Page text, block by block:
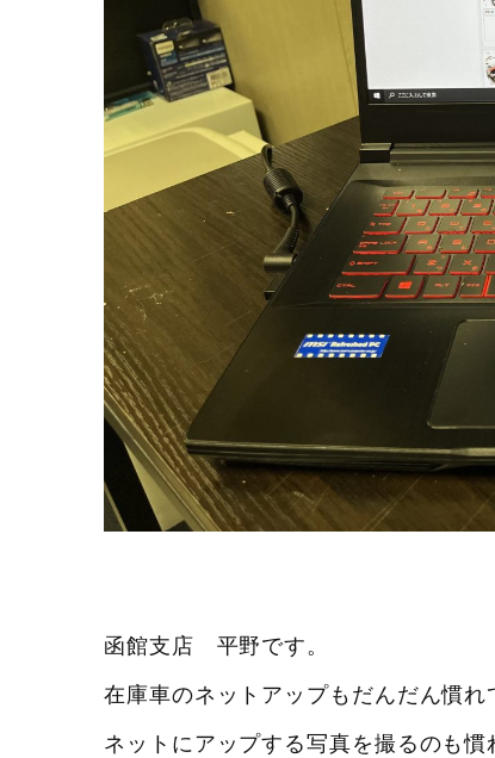
函館支店 平野です。
在庫車のネットアップもだんだん慣れ
ネットにアップする写真を撮るのも慣